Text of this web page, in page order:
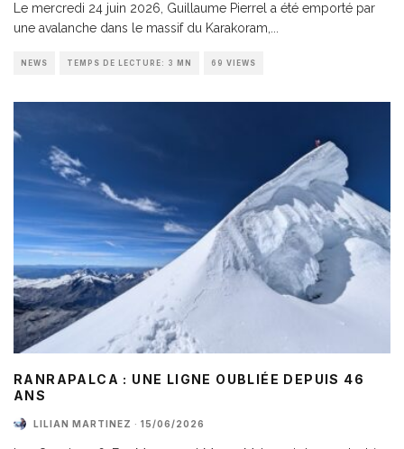
Le mercredi 24 juin 2026, Guillaume Pierrel a été emporté par
une avalanche dans le massif du Karakoram,...
NEWS TEMPS DE LECTURE: 3 MN 69 VIEWS
RANRAPALCA : UNE LIGNE OUBLIÉE DEPUIS 46
ANS
LILIAN MARTINEZ · 15/06/2026